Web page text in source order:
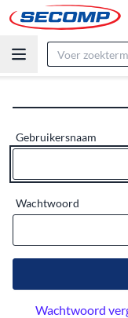
Gebruikersnaam
Wachtwoord
Wachtwoord